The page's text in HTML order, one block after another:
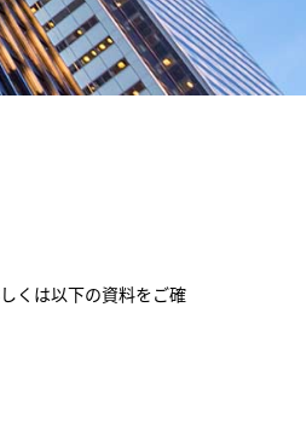
くは以下の資料をご確